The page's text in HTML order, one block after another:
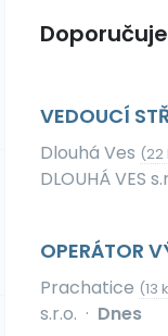
VEDOUCÍ
Dlouhá Ves (22
DLOUHÁ VES
OPERÁTOR
Prachatice (13
s.r.o. · Dnes